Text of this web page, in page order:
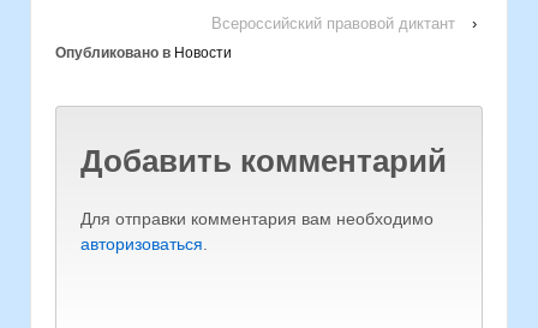
Всероссийский правовой диктант
›
Опубликовано в Новости
Добавить комментарий
Для отправки комментария вам необходимо
авторизоваться